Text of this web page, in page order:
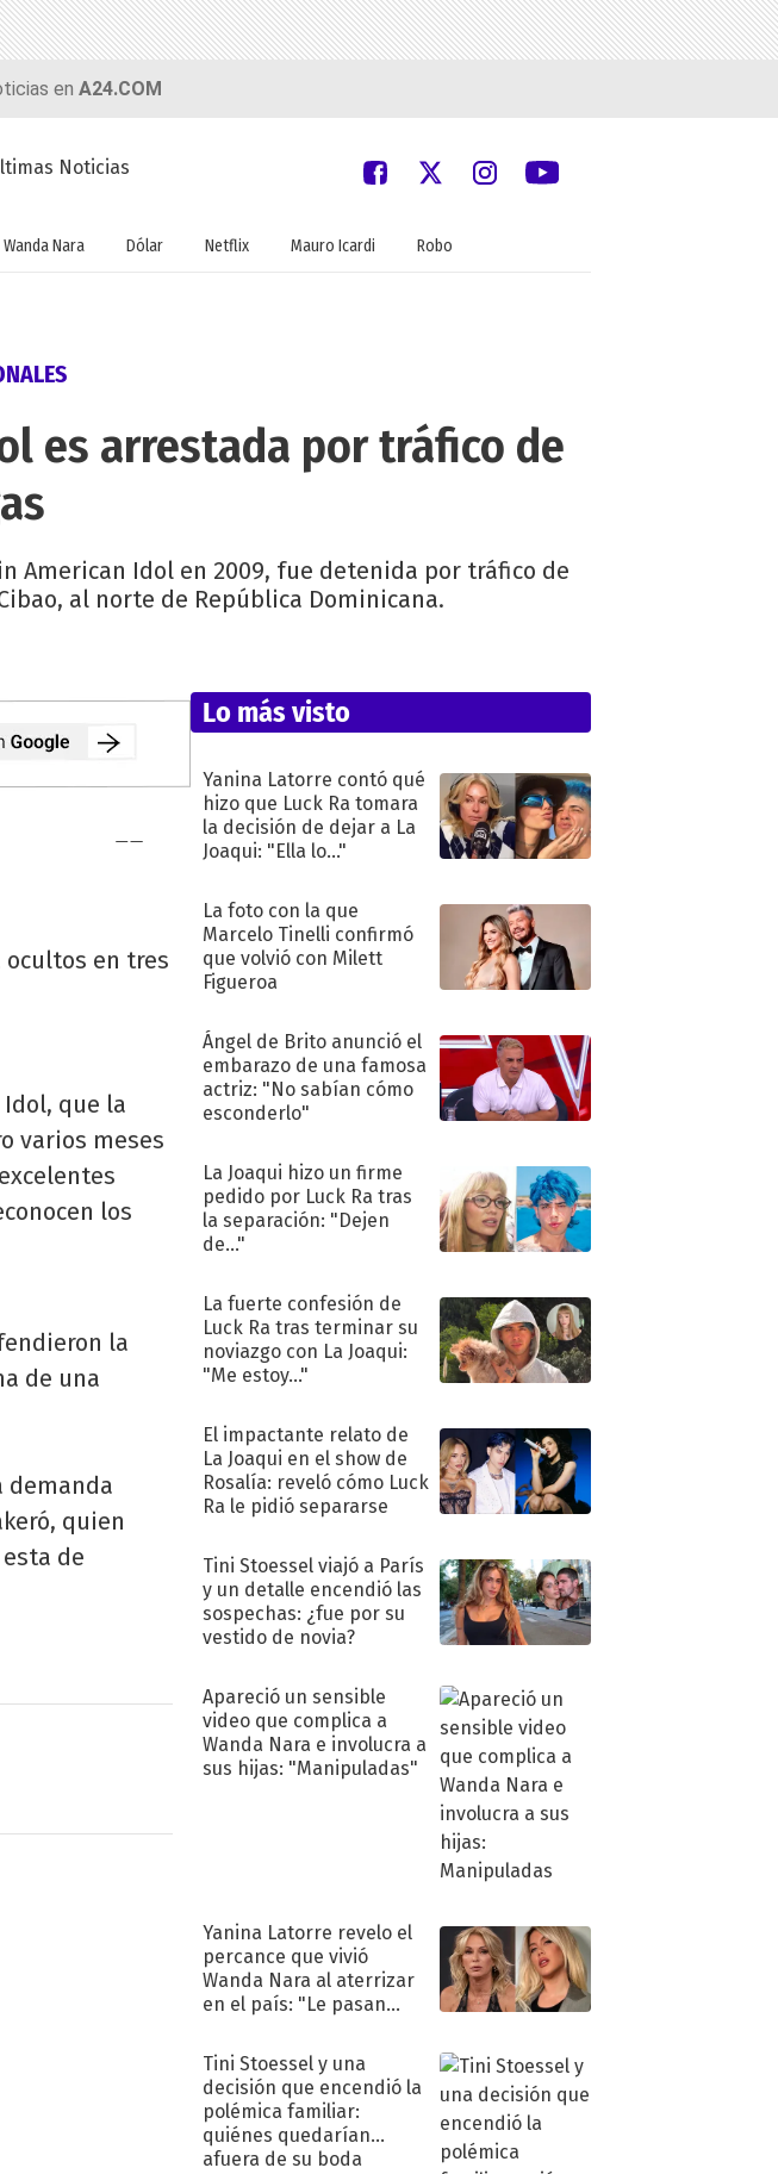
en A24.COM
Noticias
Wanda Nara Dólar Netflix Mauro Icardi Robo
es arrestada por tráfico de
American Idol en 2009, fue detenida por tráfico de
al norte de República Dominicana.
ocultos en tres
que la
varios meses
los
la
de una
demanda
quien
de
Lo más visto
Yanina Latorre contó qué
hizo que Luck Ra tomara
la decisión de dejar a La
Joaqui: "Ella lo..."
La foto con la que
Marcelo Tinelli confirmó
que volvió con Milett
Figueroa
Ángel de Brito anunció el
embarazo de una famosa
actriz: "No sabían cómo
esconderlo"
La Joaqui hizo un firme
pedido por Luck Ra tras
la separación: "Dejen
de..."
La fuerte confesión de
Luck Ra tras terminar su
noviazgo con La Joaqui:
"Me estoy..."
El impactante relato de
La Joaqui en el show de
Rosalía: reveló cómo Luck
Ra le pidió separarse
Tini Stoessel viajó a París
y un detalle encendió las
sospechas: ¿fue por su
vestido de novia?
Apareció un sensible
video que complica a
Wanda Nara e involucra a
sus hijas: "Manipuladas"
Yanina Latorre revelo el
percance que vivió
Wanda Nara al aterrizar
en el país: "Le pasan
Tini Stoessel y una
decisión que encendió la
polémica familiar:
quiénes quedarían
afuera de su boda